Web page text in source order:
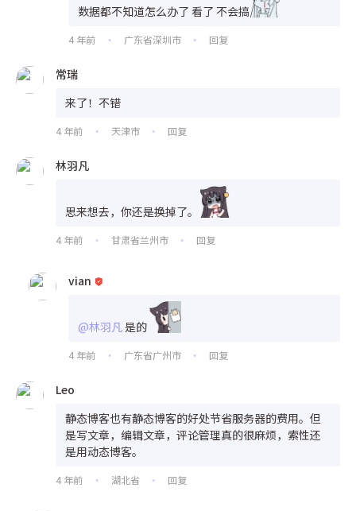
数据都不知道怎么办了 看了 不会搞
4 年前 • 广东省深圳市 • 回复
常瑞
来了！不错
4 年前 • 天津市 • 回复
林羽凡
思来想去，你还是换掉了。
4 年前 • 甘肃省兰州市 • 回复
vian
@林羽凡是的
4 年前 • 广东省广州市 • 回复
Leo
静态博客也有静态博客的好处节省服务器的费用。但
是写文章，编辑文章，评论管理真的很麻烦，索性还
是用动态博客。
4 年前 • 湖北省 • 回复